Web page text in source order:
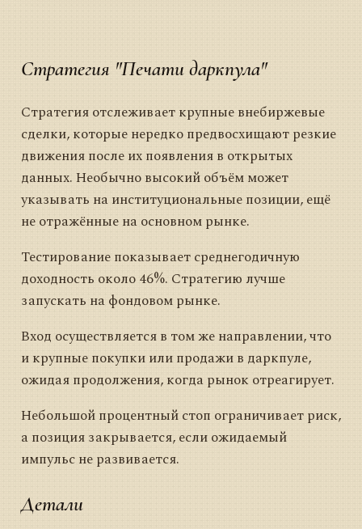
Стратегия "Печати даркпула"
Стратегия отслеживает крупные внебиржевые
сделки, которые нередко предвосхищают резкие
движения после их появления в открытых
данных. Необычно высокий объём может
указывать на институциональные позиции, ещё
не отражённые на основном рынке.
Тестирование показывает среднегодичную
доходность около 46%. Стратегию лучше
запускать на фондовом рынке.
Вход осуществляется в том же направлении, что
и крупные покупки или продажи в даркпуле,
ожидая продолжения, когда рынок отреагирует.
Небольшой процентный стоп ограничивает риск,
а позиция закрывается, если ожидаемый
импульс не развивается.
Детали